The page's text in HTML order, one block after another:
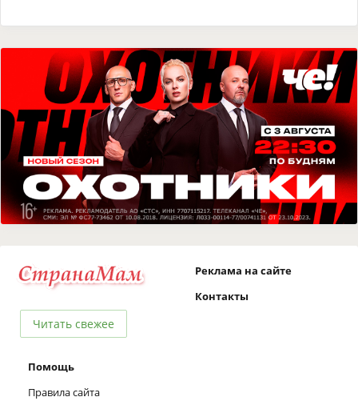
Читать свежее
Реклама на сайте
Контакты
Помощь
Правила сайта